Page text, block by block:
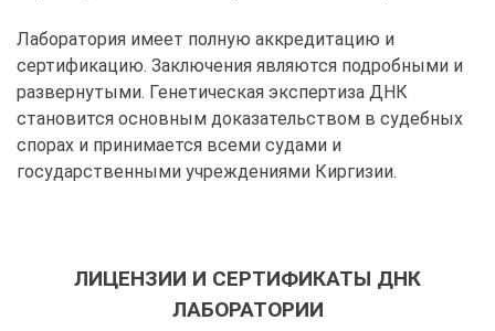
Лаборатория имеет полную аккредитацию и
сертификацию. Заключения являются подробными и
развернутыми. Генетическая экспертиза ДНК
становится основным доказательством в судебных
спорах и принимается всеми судами и
государственными учреждениями Киргизии.
ЛИЦЕНЗИИ И СЕРТИФИКАТЫ ДНК
ЛАБОРАТОРИИ